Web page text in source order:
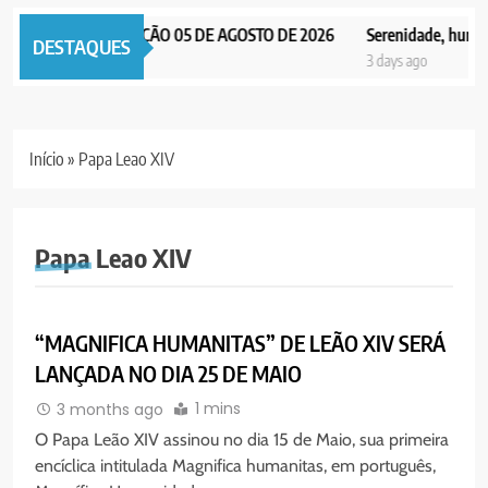
DESTAQUES
PAX NOTICIAS EDIÇÃO 05 DE AGOSTO DE 2026
3 days ago
Serenidade,
3 days ago
Início » Papa Leao XIV
Papa Leao XIV
NOTICIAS DO VATICANO
“MAGNIFICA HUMANITAS” DE LEÃO XIV SERÁ
LANÇADA NO DIA 25 DE MAIO
3 months ago 1 mins
O Papa Leão XIV assinou no dia 15 de Maio, sua primeira
encíclica intitulada Magnifica humanitas, em português,